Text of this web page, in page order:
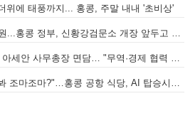
위에 태풍까지... 홍콩, 주말 내내 '초비상'